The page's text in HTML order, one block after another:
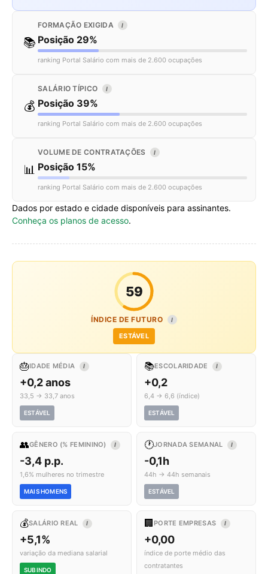
📚
FORMAÇÃO EXIGIDA I
Posição 29%
ranking Portal Salário com mais de 2.600 ocupações
💰
SALÁRIO TÍPICO I
Posição 39%
ranking Portal Salário com mais de 2.600 ocupações
📊
VOLUME DE CONTRATAÇÕES I
Posição 15%
ranking Portal Salário com mais de 2.600 ocupações
Dados por estado e cidade disponíveis para assinantes.
Conheça os planos de acesso.
59
ÍNDICE DE FUTURO I
ESTÁVEL
🎂IDADE MÉDIA I
+0,2 anos
33,5 → 33,7 anos
ESTÁVEL
📚ESCOLARIDADE I
+0,2
6,4 → 6,6 (índice)
ESTÁVEL
👥GÊNERO (% FEMININO) I
-3,4 p.p.
1,6% mulheres no trimestre
MAIS HOMENS
🕐JORNADA SEMANAL I
-0,1h
44h → 44h semanais
ESTÁVEL
💰SALÁRIO REAL I
+5,1%
variação da mediana salarial
SUBINDO
🏢 PORTE EMPRESAS I
+0,00
índice de porte médio das
contratantes